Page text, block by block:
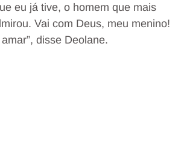
eu já tive, o homem que mais
Vai com Deus, meu menino!
disse Deolane.